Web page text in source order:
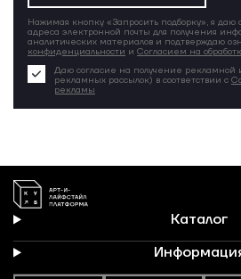
Нажимая кнопку «Запросить подборку», я даю
адреса электронной почты для получения
аналитических материалов и подтверждаю
конфиденциальности и Согласием на
Даю согласие на получение рекламной
рекламных рассылок) в соответствии с
рекламы
Каталог